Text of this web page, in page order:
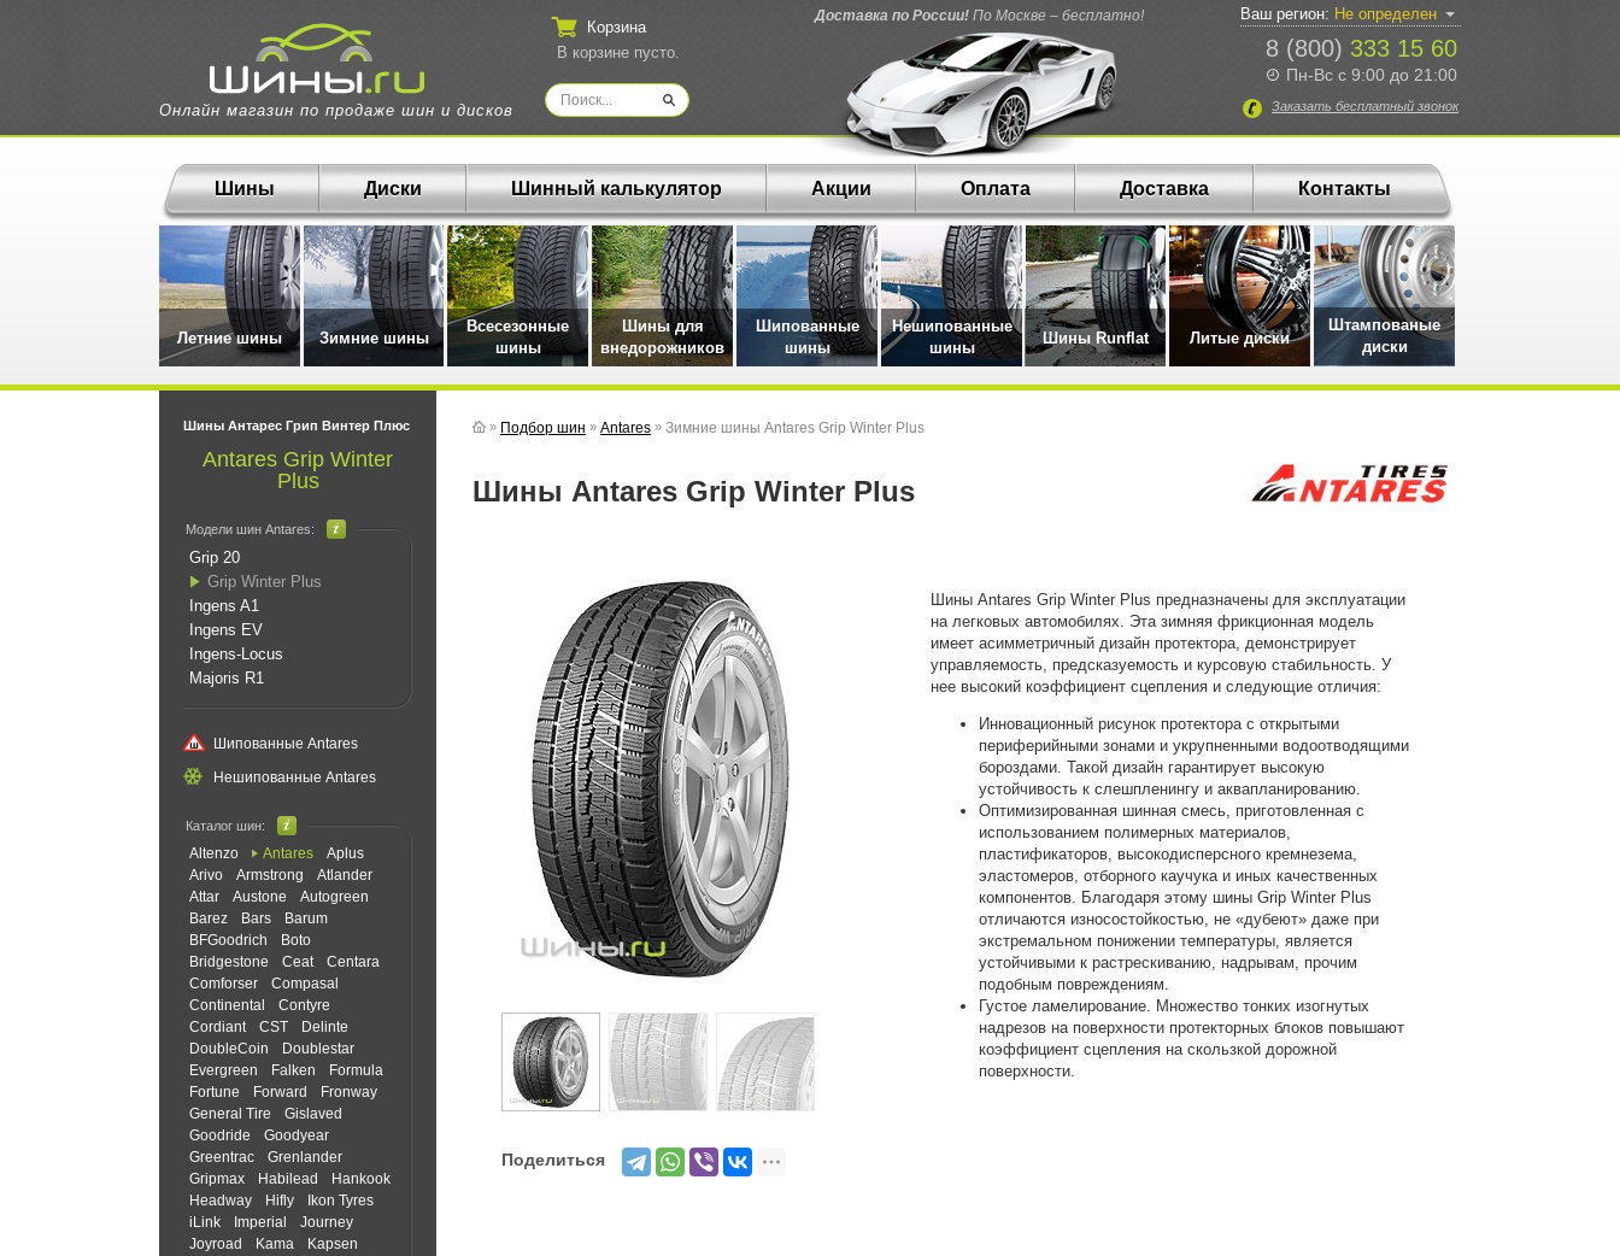
Онлайн магазин по продаже шин и дисков
Доставка по России! По Москве – бесплатно!
8 (800) 333 15 60
Пн-Вс с 9:00 до 21:00
Заказать бесплатный звонок
Корзина
В корзине пусто.
Ваш регион: Не определен
Шины Диски Шинный калькулятор Акции Оплата Доставка Контакты
Летние шины Зимние шины
Всесезонные
шины
Шины для
внедорожников
Шипованные
шины
Нешипованные
шины
Шины Runflat Литые диски
Штампованые
диски
Шины Антарес Грип Винтер Плюс
Antares Grip Winter
Plus
Модели шин Antares:
Grip 20
Grip Winter Plus
Ingens A1
Ingens EV
Ingens-Locus
Majoris R1
Шипованные Antares
Нешипованные Antares
Каталог шин:
Altenzo Antares
Aplus
Arivo
Armstrong
Atlander
Attar
Austone
Autogreen
Barez
Bars
Barum
BFGoodrich
Boto
Bridgestone
Ceat
Centara
Comforser
Compasal
Continental
Contyre
Cordiant
CST
Delinte
DoubleCoin
Doublestar
Evergreen
Falken
Formula
Fortune
Forward
Fronway
General Tire
Gislaved
Goodride
Goodyear
Greentrac
Grenlander
Gripmax
Habilead
Hankook
Headway
Hifly
Ikon Tyres
iLink
Imperial
Journey
Joyroad
Kama
Kapsen
» Подбор шин » Antares » Зимние шины Antares Grip Winter Plus
Шины Antares Grip Winter Plus
Поделиться
Шины Antares Grip Winter Plus предназначены для эксплуатации
на легковых автомобилях. Эта зимняя фрикционная модель
имеет асимметричный дизайн протектора, демонстрирует
управляемость, предсказуемость и курсовую стабильность. У
нее высокий коэффициент сцепления и следующие отличия:
Инновационный рисунок протектора с открытыми
периферийными зонами и укрупненными водоотводящими
бороздами. Такой дизайн гарантирует высокую
устойчивость к слешпленингу и аквапланированию.
Оптимизированная шинная смесь, приготовленная с
использованием полимерных материалов,
пластификаторов, высокодисперсного кремнезема,
эластомеров, отборного каучука и иных качественных
компонентов. Благодаря этому шины Grip Winter Plus
отличаются износостойкостью, не «дубеют» даже при
экстремальном понижении температуры, является
устойчивыми к растрескиванию, надрывам, прочим
подобным повреждениям.
Густое ламелирование. Множество тонких изогнутых
надрезов на поверхности протекторных блоков повышают
коэффициент сцепления на скользкой дорожной
поверхности.